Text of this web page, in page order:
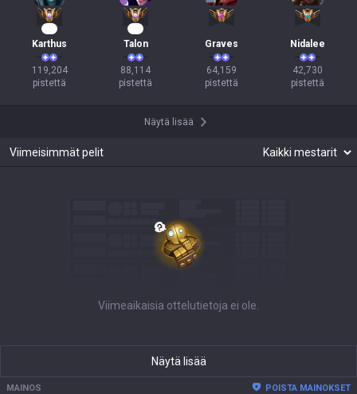
Karthus
119,204
pistettä
Talon
88,114
pistettä
Graves
64,159
pistettä
Nidalee
42,730
pistettä
Näytä lisää
Viimeisimmät pelit
Viimeaikaisia ottelutietoja ei ole.
Näytä lisää
MAINOS POISTA MAINOKSET